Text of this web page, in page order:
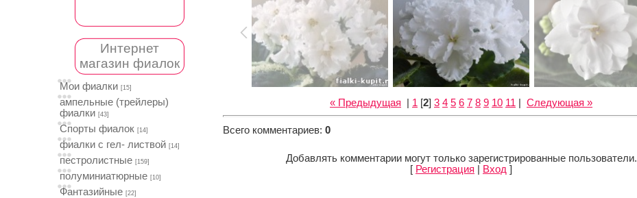
Интернет
магазин фиалок
Мои фиалки [15]
ампельные (трейлеры)
фиалки [43]
Спорты фиалок [14]
фиалки с гел- листвой [14]
пестролистные [159]
полуминиатюрные [10]
Фантазийные [22]
« Предыдущая 1 [2] 3 4 5 6 7 8 9 10 11 Следующая »
Всего комментариев: 0
Добавлять комментарии могут только зарегистрированные пользователи.
[ Регистрация Вход ]